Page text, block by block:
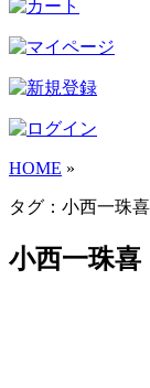
HOME »
タグ：小西一珠
小西一珠喜